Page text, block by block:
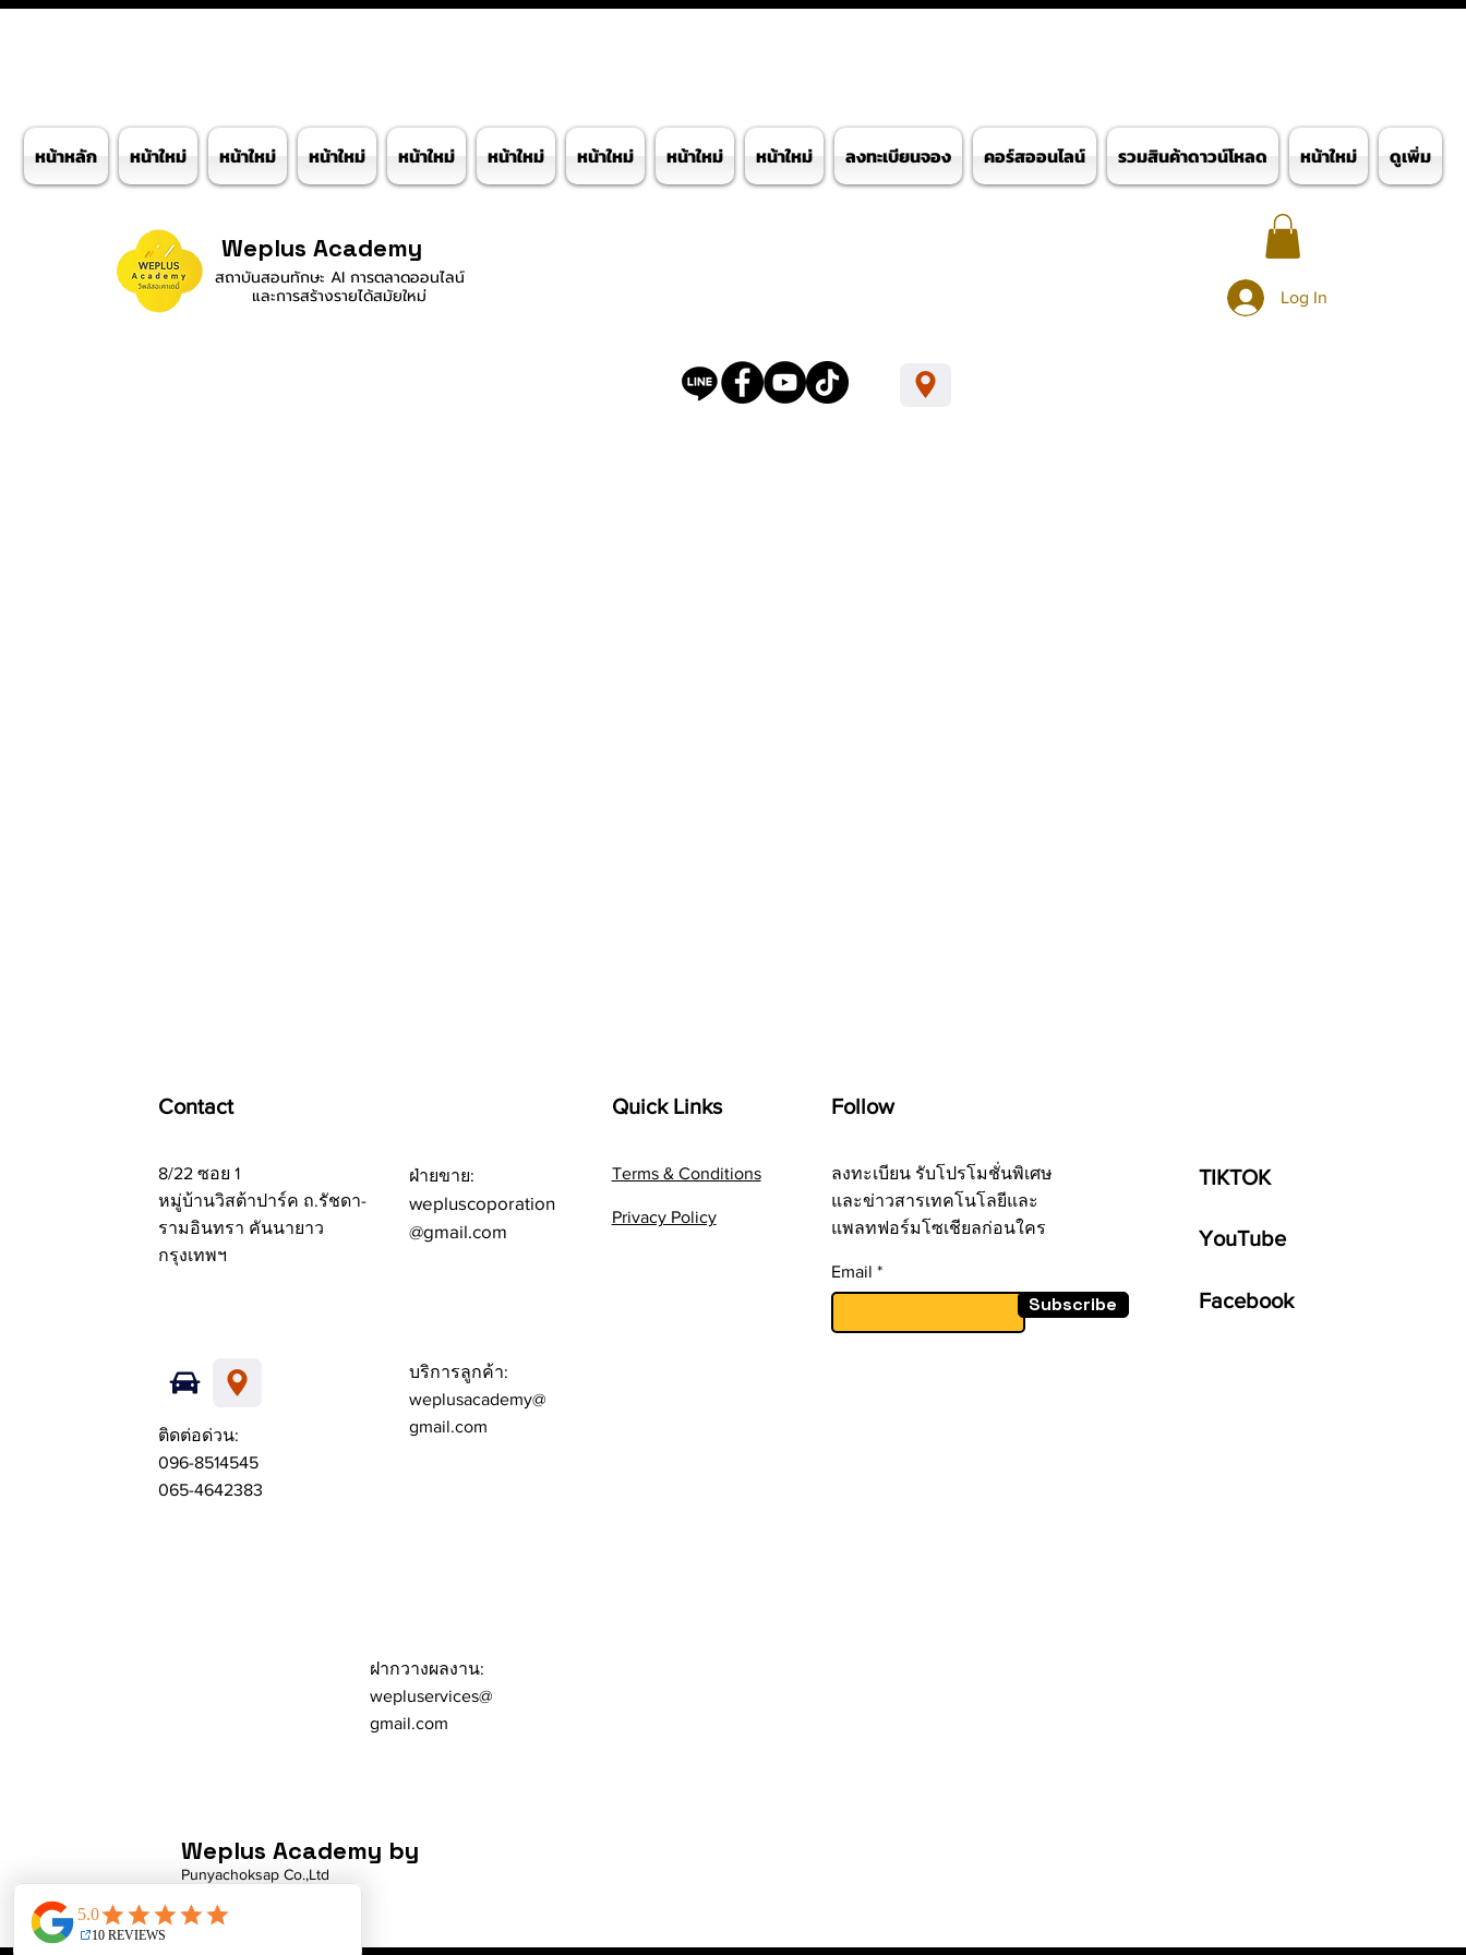
Weplus Academy
สถาบันสอนทักษะ AI การตลาดออนไลน์
และการสร้างรายได้สมัยใหม่
Log In
หน้าหลัก หน้าใหม่ หน้าใหม่ หน้าใหม่ หน้าใหม่ หน้าใหม่ หน้าใหม่ หน้าใหม่ หน้าใหม่ ลงทะเบียนจอง คอร์สออนไลน์ รวมสินค้าดาวน์โหลด หน้าใหม่ ดูเพิ่ม
Contact
8/22 ซอย 1
หมู่บ้านวิสต้าปาร์ค ถ.รัชดา-
รามอินทรา คันนายาว
กรุงเทพฯ
ติดต่อด่วน:
096-8514545
065-4642383
ฝ่ายขาย:
wepluscoporation
@gmail.com
บริการลูกค้า:
weplusacademy@
gmail.com
Quick Links
Terms & Conditions
Privacy Policy
Follow
ลงทะเบียน รับโปรโมชั่นพิเศษ
และข่าวสารเทคโนโลยีและ
แพลทฟอร์มโซเชียลก่อนใคร
Email
Subscribe
TIKTOK
YouTube
Facebook
ฝากวางผลงาน:
wepluservices@
gmail.com
Weplus Academy by
Punyachoksap Co.,Ltd